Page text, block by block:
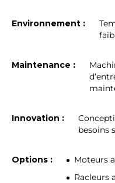
Environnement :
Maintenance :
Innovation :
besoins
Options :
Moteurs
Racleurs